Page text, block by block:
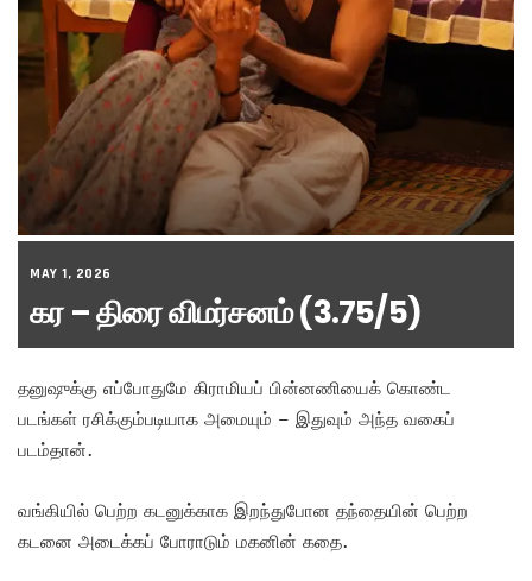
MAY 1, 2026
கர – திரை விமர்சனம் (3.75/5)
தனுஷுக்கு எப்போதுமே கிராமியப் பின்னணியைக் கொண்ட
படங்கள் ரசிக்கும்படியாக அமையும் – இதுவும் அந்த வகைப்
படம்தான்.
வங்கியில் பெற்ற கடனுக்காக இறந்துபோன தந்தையின் பெற்ற
கடனை அடைக்கப் போராடும் மகனின் கதை.